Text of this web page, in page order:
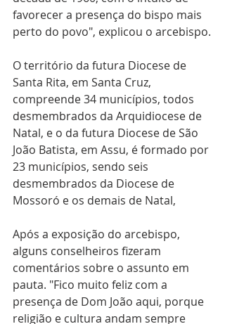
favorecer a presença do bispo mais
perto do povo", explicou o arcebispo.
O território da futura Diocese de
Santa Rita, em Santa Cruz,
compreende 34 municípios, todos
desmembrados da Arquidiocese de
Natal, e o da futura Diocese de São
João Batista, em Assu, é formado por
23 municípios, sendo seis
desmembrados da Diocese de
Mossoró e os demais de Natal,
Após a exposição do arcebispo,
alguns conselheiros fizeram
comentários sobre o assunto em
pauta. "Fico muito feliz com a
presença de Dom João aqui, porque
religião e cultura andam sempre